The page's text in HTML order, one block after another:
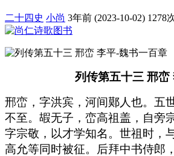
二十四史 小尚 3年前 (2023-10-02) 1278
列传第五十三 邢峦
邢峦，字洪宾，河间鄚人也。五
不至。嘏无子，峦高祖盖，自旁
字宗敬，以才学知名。世祖时，
高允等同时被征。后拜中书侍郎